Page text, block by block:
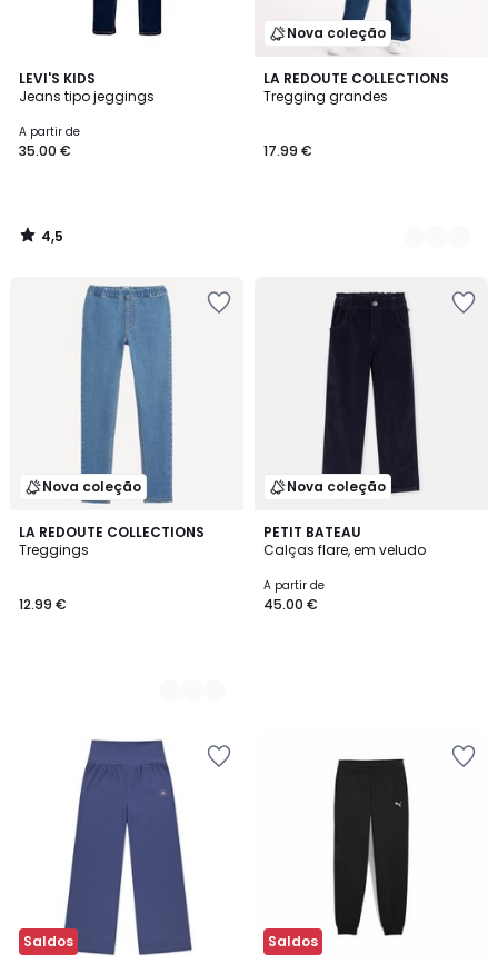
LEVI'S KIDS
Jeans tipo jeggings
A partir de
35.00 €
4,5
/ 5
4,5
/
Nova coleção
LA REDOUTE COLLECTIONS
Tregging grandes
17.99 €
2
Cores
Nova coleção
LA REDOUTE COLLECTIONS
Treggings
12.99 €
2
Cores
Nova coleção
PETIT BATEAU
Calças flare, em veludo
A partir de
45.00 €
Saldos Saldos